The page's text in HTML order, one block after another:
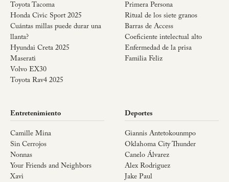
Toyota Tacoma
Honda Civic Sport 2025
Cuántas millas puede durar una
llanta?
Hyundai Creta 2025
Maserati
Volvo EX30
Toyota Rav4 2025
Primera Persona
Ritual de los siete granos
Barras de Access
Coeficiente intelectual alto
Enfermedad de la prisa
Familia Feliz
Entretenimiento
Camille Mina
Sin Cerrojos
Nonnas
Your Friends and Neighbors
Xavi
Deportes
Giannis Antetokounmpo
Oklahoma City Thunder
Canelo Álvarez
Alex Rodriguez
Jake Paul